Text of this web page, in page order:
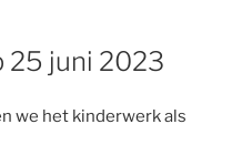
25 juni 2023
we het kinderwerk als